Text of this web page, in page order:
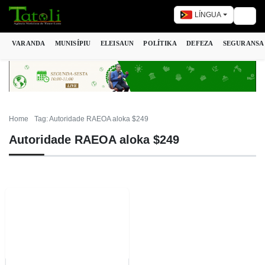
LÍNGUA
VARANDA MUNISÍPIU ELEISAUN POLÍTIKA DEFEZA SEGURANSA
Home Tag: Autoridade RAEOA aloka $249
Autoridade RAEOA aloka $249